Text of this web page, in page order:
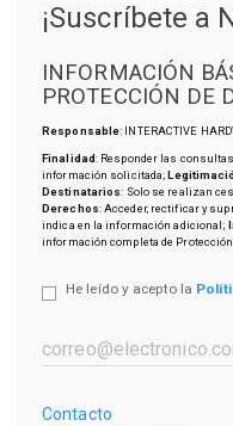
¡Suscríbete a
INFORMACIÓN
PROTECCIÓN DE
Responsable: INTERACTIVE
Finalidad: Responder las
información solicitada;
Destinatarios: Solo se realizan
Derechos: Acceder, rectificar y
indica en la información adicional;
información completa de
He leído y acepto la
Contacto